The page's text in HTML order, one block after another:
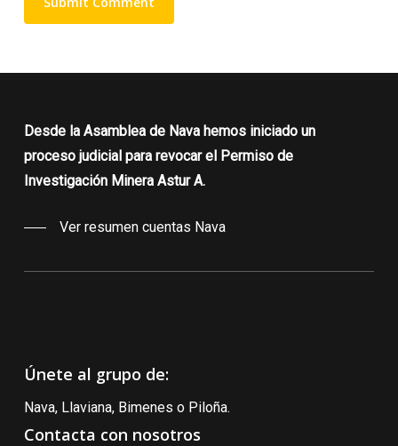
Desde la Asamblea de Nava hemos iniciado un
proceso judicial para revocar el Permiso de
Investigación Minera Astur A.
Ver resumen cuentas Nava
Únete al grupo de:
Nava, Llaviana, Bimenes o Piloña.
Contacta con nosotros